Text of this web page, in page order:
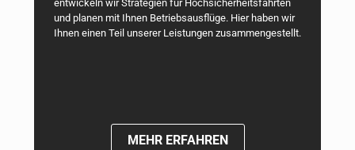
entwickeln wir Strategien für Hochsicherheitsfahrten
und planen mit Ihnen Betriebsausflüge. Hier haben wir
Ihnen einen Teil unserer Leistungen zusammengestellt.
MEHR ERFAHREN